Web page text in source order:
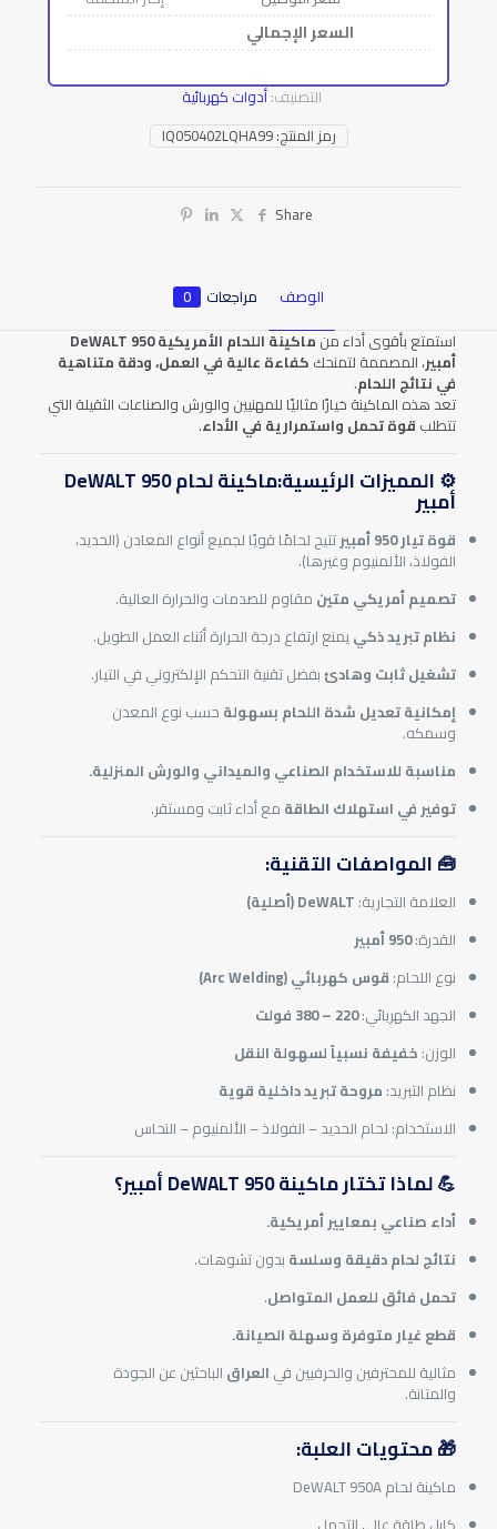
السعر الإجمالي
رمز المنتج:IQ050402LQHA99
التصنيف:أدوات كهربائية
Share
الوصف مراجعات 0
استمتع بأقوى أداء من
ماكينة اللحام الأمريكية DeWALT 950
أمبير، المصممة لتمنحك كفاءة عالية في العمل، ودقة متناهية
في نتائج اللحام.
تعد هذه الماكينة خيارًا مثاليًا للمهنيين والورش والصناعات الثقيلة التي
تتطلب قوة تحمل واستمرارية في الأداء.
⚙️ المميزات الرئيسية:ماكينة لحام DeWALT 950
أمبير
قوة تيار 950 أمبير تتيح لحامًا قويًا لجميع أنواع المعادن (الحديد،
الفولاذ، الألمنيوم وغيرها).
تصميم أمريكي متين مقاوم للصدمات والحرارة العالية.
نظام تبريد ذكييمنع ارتفاع درجة الحرارة أثناء العمل الطويل.
تشغيل ثابت وهادئبفضل تقنية التحكم الإلكتروني في التيار.
إمكانية تعديل شدة اللحام بسهولة حسب نوع المعدن
وسمكه.
مناسبة للاستخدام الصناعي والميداني والورش المنزلية.
توفير في استهلاك الطاقة مع أداء ثابت ومستقر.
🧰 المواصفات التقنية:
العلامة التجارية: DeWALT (أصلية)
القدرة:950 أمبير
نوع اللحام: قوس كهربائي (Arc Welding)
الجهد الكهربائي:220 – 380 فولت
الوزن: خفيفة نسبياً لسهولة النقل
نظام التبريد: مروحة تبريد داخلية قوية
الاستخدام: لحام الحديد – الفولاذ – الألمنيوم – النحاس
💪 لماذا تختار ماكينة DeWALT 950 أمبير؟
أداء صناعي بمعايير أمريكية.
نتائج لحام دقيقة وسلسة بدون تشوهات.
تحمل فائق للعمل المتواصل.
قطع غيار متوفرة وسهلة الصيانة.
مثالية للمحترفين والحرفيين في العراق الباحثين عن الجودة
والمتانة.
🎁 محتويات العلبة:
ماكينة لحام DeWALT 950A